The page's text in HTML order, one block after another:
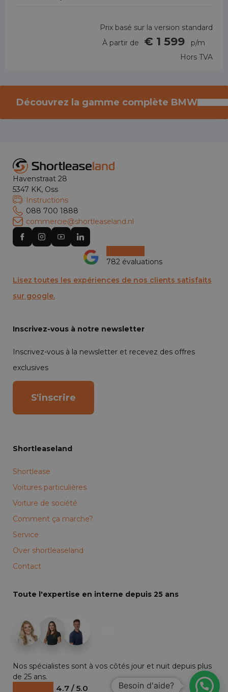
Prix basé sur la version standard
À partir de
€ 1 599
p/m
Hors TVA
Découvrez la gamme complète BMW
Havenstraat 28
5347 KK, Oss
Instructions
088 700 1888
commercie@shortleaseland.nl
782 évaluations
Lisez toutes les expériences de nos clients satisfaits
sur google.
Inscrivez-vous à notre newsletter
Inscrivez-vous à la newsletter et recevez des offres
exclusives
S'inscrire
Shortleaseland
Shortlease
Voitures particulières
Voiture de société
Comment ça marche?
Service
Over shortleaseland
Contact
Toute l'expertise en interne depuis 25 ans
Nos spécialistes sont à vos côtés jour et nuit depuis plus
de 25 ans.
4.7 / 5.0 Besoin d'aide?